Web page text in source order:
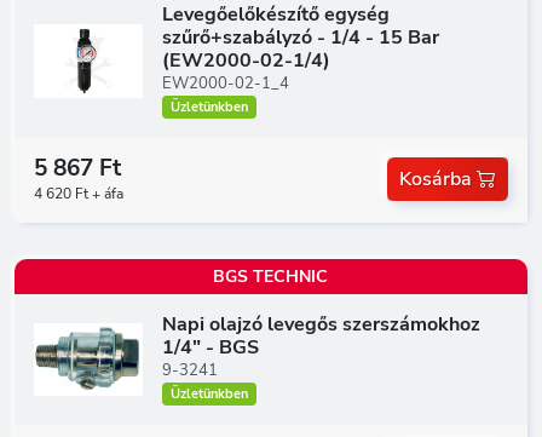
Levegőelőkészítő egység
szűrő+szabályzó - 1/4 - 15 Bar
(EW2000-02-1/4)
EW2000-02-1_4
Üzletünkben
5 867 Ft
4 620 Ft + áfa
Kosárba
BGS TECHNIC
Napi olajzó levegős szerszámokhoz
1/4" - BGS
9-3241
Üzletünkben